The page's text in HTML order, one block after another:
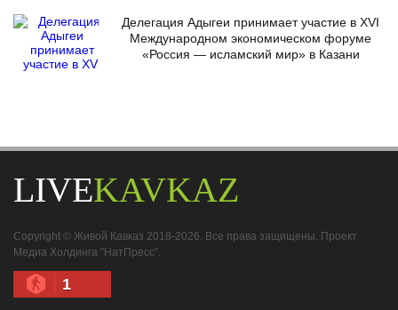
Делегация Адыгеи принимает участие в XVI
Международном экономическом форуме
«Россия — исламский мир» в Казани
LIVEKAVKAZ
Copyright © Живой Кавказ 2018-2026. Все права защищены. Проект
Медиа Холдинга "НатПресс".
1